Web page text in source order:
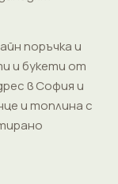
поръчка и
и букети от
в София и
и топлина с